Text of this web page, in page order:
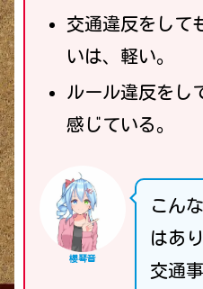
交通違反をして
いは、軽い。
ルール違反をし
感じている。
櫻琴音
こん
はあ
交通